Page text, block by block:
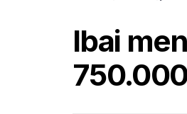
Ibai